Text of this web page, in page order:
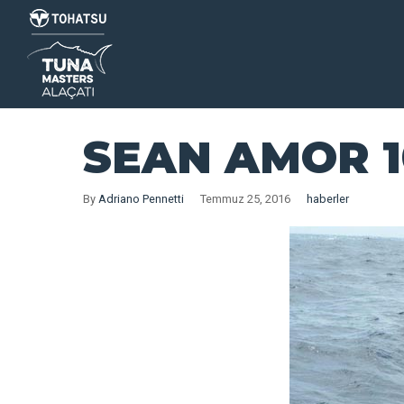
SEAN AMOR
By Adriano Pennetti Temmuz 25, 2016 haberler